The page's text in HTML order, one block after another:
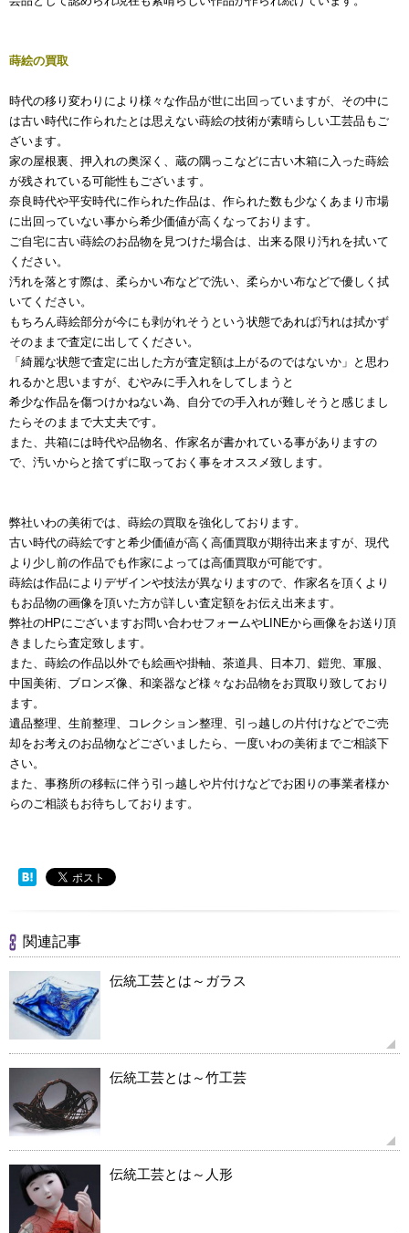
蒔絵の買取
時代の移り変わりにより様々な作品が世に出回っていますが、その中に
は古い時代に作られたとは思えない蒔絵の技術が素晴らしい工芸品もご
ざいます。
家の屋根裏、押入れの奥深く、蔵の隅っこなどに古い木箱に入った蒔絵
が残されている可能性もございます。
奈良時代や平安時代に作られた作品は、作られた数も少なくあまり市場
に出回っていない事から希少価値が高くなっております。
ご自宅に古い蒔絵のお品物を見つけた場合は、出来る限り汚れを拭いて
ください。
汚れを落とす際は、柔らかい布などで洗い、柔らかい布などで優しく拭
いてください。
もちろん蒔絵部分が今にも剥がれそうという状態であれば汚れは拭かず
そのままで査定に出してください。
「綺麗な状態で査定に出した方が査定額は上がるのではないか」と思わ
れるかと思いますが、むやみに手入れをしてしまうと
希少な作品を傷つけかねない為、自分での手入れが難しそうと感じまし
たらそのままで大丈夫です。
また、共箱には時代や品物名、作家名が書かれている事がありますの
で、汚いからと捨てずに取っておく事をオススメ致します。
弊社いわの美術では、蒔絵の買取を強化しております。
古い時代の蒔絵ですと希少価値が高く高価買取が期待出来ますが、現代
より少し前の作品でも作家によっては高価買取が可能です。
蒔絵は作品によりデザインや技法が異なりますので、作家名を頂くより
もお品物の画像を頂いた方が詳しい査定額をお伝え出来ます。
弊社のHPにございますお問い合わせフォームやLINEから画像をお送り頂
きましたら査定致します。
また、蒔絵の作品以外でも絵画や掛軸、茶道具、日本刀、鎧兜、軍服、
中国美術、ブロンズ像、和楽器など様々なお品物をお買取り致しており
ます。
遺品整理、生前整理、コレクション整理、引っ越しの片付けなどでご売
却をお考えのお品物などございましたら、一度いわの美術までご相談下
さい。
また、事務所の移転に伴う引っ越しや片付けなどでお困りの事業者様か
らのご相談もお待ちしております。
関連記事
伝統工芸とは～ガラス
伝統工芸とは～竹工芸
伝統工芸とは～人形